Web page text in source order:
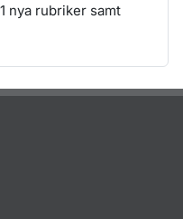
nya rubriker samt